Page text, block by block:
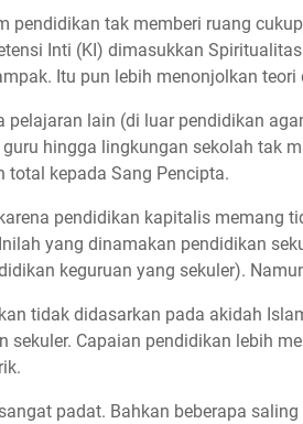
pendidikan tak memberi ruang
Inti (KI) dimasukkan
Itu pun lebih menonjolkan
pelajaran lain (di luar pendidikan
hingga lingkungan sekolah tak
total kepada Sang Pencipta.
pendidikan kapitalis memang
yang dinamakan pendidikan
keguruan yang sekuler).
tidak didasarkan pada akidah
sekuler. Capaian pendidikan lebih
padat. Bahkan beberapa